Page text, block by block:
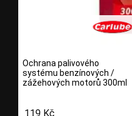
Ochrana palivového
systému benzínových /
zážehových motorů 300ml
119 Kč